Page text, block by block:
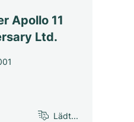
Apollo 11
Ltd.
Lädt...